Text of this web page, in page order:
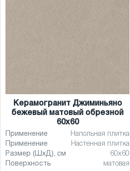
Керамогранит Джиминьяно
бежевый матовый обрезной
60x60
Применение
Напольная плитка
Применение
Настенная плитка
Размер (ШхД), см
60x60
Поверхность
матовая